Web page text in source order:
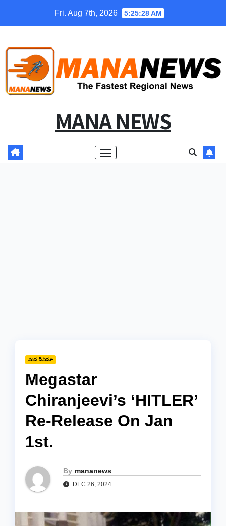
Fri. Aug 7th, 2026 5:25:28 AM
MANA NEWS
మన సినిమా
Megastar
Chiranjeevi’s ‘HITLER’
Re-Release On Jan
1st.
By mananews
DEC 26, 2024